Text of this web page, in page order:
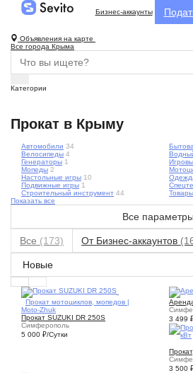
Бизнес-аккаунты
Объявления на карте
Все города Крыма
Категории
Прокат в Крыму
Автомобили 34
Велосипеды 4
Генераторы 1
Мопеды 2
Настольные игры 10
Подвижные игры 1
Строительный инструмент 44
Показать все
Все параметры
Все (173) От Бизнес-аккаунтов
Прокат мотоциклов, мопедов |
Moto-Zhuk
Прокат SUZUKI DR 250S
Симферополь
5 000 ₽/Сутки
3 499
3 500